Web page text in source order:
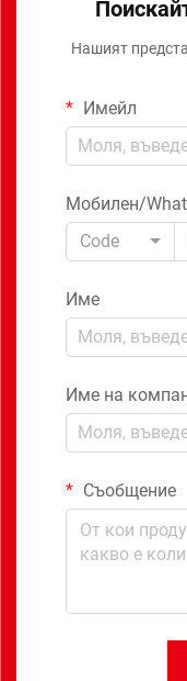
Нашият
Имейл
Мобилен/
Code
Име
Име на
Съобщение